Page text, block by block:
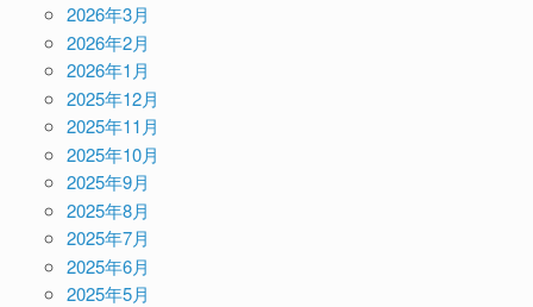
2026年3月
2026年2月
2026年1月
2025年12月
2025年11月
2025年10月
2025年9月
2025年8月
2025年7月
2025年6月
2025年5月